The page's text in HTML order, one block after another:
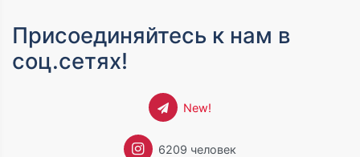
Присоединяйтесь к нам в
соц.сетях!
New!
6209 человек